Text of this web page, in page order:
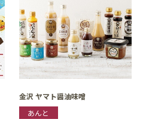
金沢 ヤマト醤油味噌
あんと